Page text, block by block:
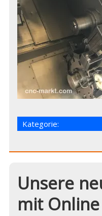
Kategorie:
Unsere
mit